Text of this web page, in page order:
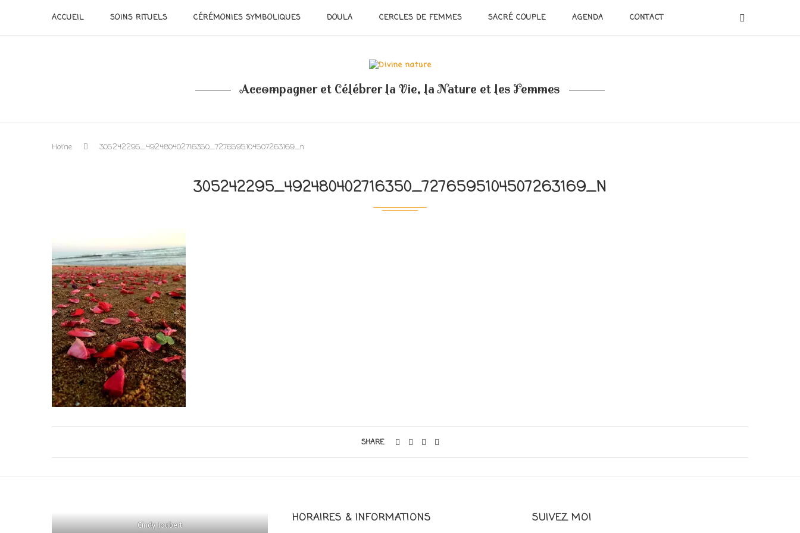
ACCUEIL SOINS RITUELS CÉRÉMONIES SYMBOLIQUES DOULA CERCLES DE FEMMES SACRÉ COUPLE AGENDA CONTACT
Accompagner et Célébrer la Vie, la Nature et les Femmes
Home 305242295_492480402716350_7276595104507263169_n
305242295_492480402716350_7276595104507263169_N
SHARE
Cindy Joubert HORAIRES & INFORMATIONS SUIVEZ MOI